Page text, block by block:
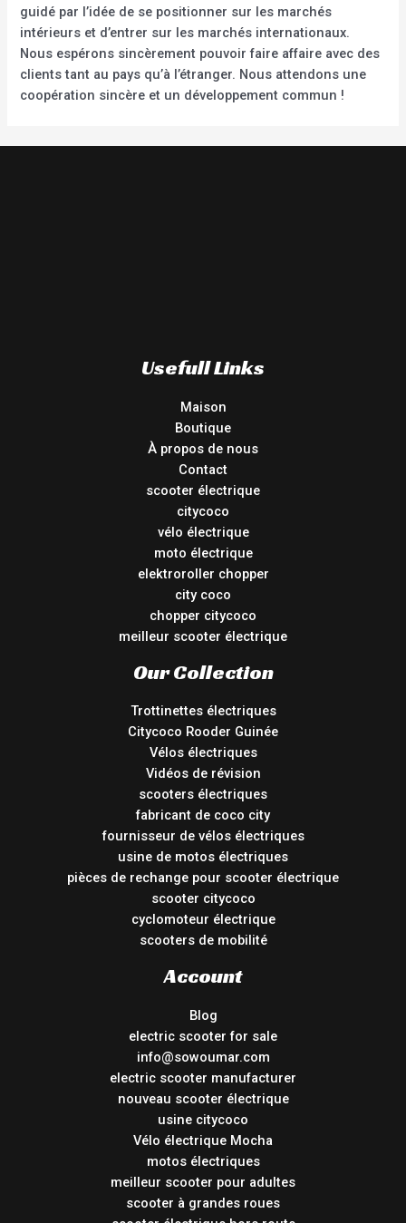
guidé par l’idée de se positionner sur les marchés
intérieurs et d’entrer sur les marchés internationaux.
Nous espérons sincèrement pouvoir faire affaire avec des
clients tant au pays qu’à l’étranger. Nous attendons une
coopération sincère et un développement commun !
Usefull Links
Maison
Boutique
À propos de nous
Contact
scooter électrique
citycoco
vélo électrique
moto électrique
elektroroller chopper
city coco
chopper citycoco
meilleur scooter électrique
Our Collection
Trottinettes électriques
Citycoco Rooder Guinée
Vélos électriques
Vidéos de révision
scooters électriques
fabricant de coco city
fournisseur de vélos électriques
usine de motos électriques
pièces de rechange pour scooter électrique
scooter citycoco
cyclomoteur électrique
scooters de mobilité
Account
Blog
electric scooter for sale
info@sowoumar.com
electric scooter manufacturer
nouveau scooter électrique
usine citycoco
Vélo électrique Mocha
motos électriques
meilleur scooter pour adultes
scooter à grandes roues